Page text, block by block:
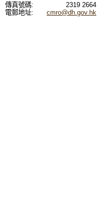
傳真號碼:
2319 2664
電郵地址:
cmro@dh.gov.hk